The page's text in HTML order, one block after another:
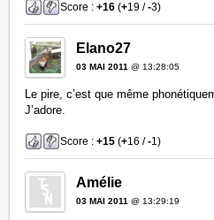
Score :+16 (+19 /-3)
Elano27
03 MAI 2011 @ 13:28:05
Le pire, c’est que même
J’adore.
Score :+15 (+16 /-1)
Amélie
03 MAI 2011 @ 13:29:19